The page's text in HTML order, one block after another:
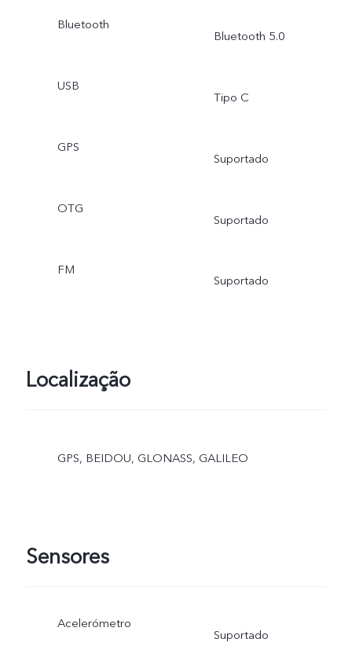
Bluetooth
Bluetooth 5.0
USB
Tipo C
GPS
Suportado
OTG
Suportado
FM
Suportado
Localização
GPS, BEIDOU, GLONASS, GALILEO
Sensores
Acelerómetro
Suportado